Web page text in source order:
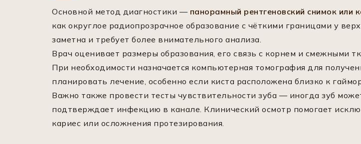
Основной метод диагностики — панорамный рентгеновский снимок
как округлое радиопрозрачное образование с чёткими границами у
заметна и требует более внимательного анализа.
Врач оценивает размеры образования, его связь с корнем и смежными
При необходимости назначается компьютерная томография для
планировать лечение, особенно если киста расположена близко к
Важно также провести тесты чувствительности зуба — иногда зуб
подтверждает инфекцию в канале. Клинический осмотр помогает
кариес или осложнения протезирования.